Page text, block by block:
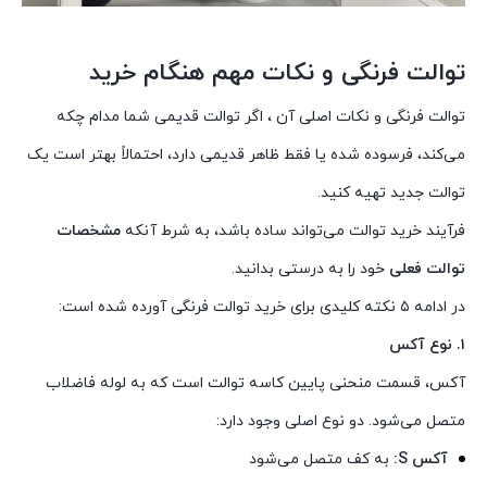
توالت فرنگی و نکات مهم هنگام خرید
توالت فرنگی و نکات اصلی آن ، اگر توالت قدیمی شما مدام چکه
می‌کند، فرسوده شده یا فقط ظاهر قدیمی دارد، احتمالاً بهتر است یک
توالت جدید تهیه کنید.
فرآیند خرید توالت می‌تواند ساده باشد، به شرط آنکه مشخصات
توالت فعلی خود را به درستی بدانید.
در ادامه ۵ نکته کلیدی برای خرید توالت فرنگی آورده شده است:
۱. نوع آکس
آکس، قسمت منحنی پایین کاسه توالت است که به لوله فاضلاب
متصل می‌شود. دو نوع اصلی وجود دارد:
آکس S:
به کف متصل می‌شود